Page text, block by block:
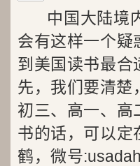
中国大陆境
会有这样一个疑
到美国读书最合
先，我们要清楚
初三、高一、高
书的话，可以定
鹤，微号